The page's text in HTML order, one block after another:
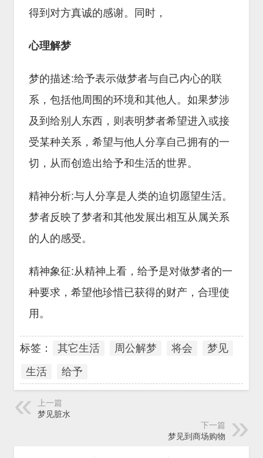
得到对方真诚的感谢。同时，
心理解梦
梦的描述:给予表示做梦者与自己内心的联
系，包括他周围的环境和其他人。如果梦涉
及到给别人东西，则表明梦者希望进入或接
受某种关系，希望与他人分享自己拥有的一
切，从而创造出给予和生活的世界。
精神分析:与人分享是人类的迫切愿望生活。
梦者反映了梦者和其他发展出相互从属关系
的人的感受。
精神象征:从精神上看，给予是对做梦者的一
种要求，希望他珍惜已获得的财产，合理使
用。
标签： 其它生活 周公解梦 将会
梦见
生活
给予
上一篇
梦见脏水
下一篇
梦见到商场购物